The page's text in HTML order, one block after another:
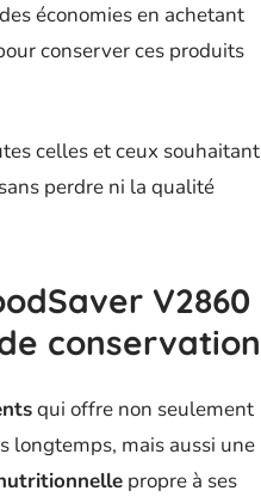
économies en achetant
conserver ces produits
celles et ceux souhaitant
perdre ni la qualité
V2860
conservation
qui offre non seulement
longtemps, mais aussi une
propre à ses